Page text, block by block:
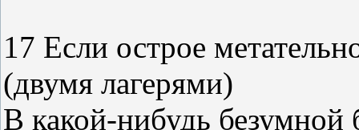
17 Если острое
(двумя лагерями)
В какой-нибудь безумной